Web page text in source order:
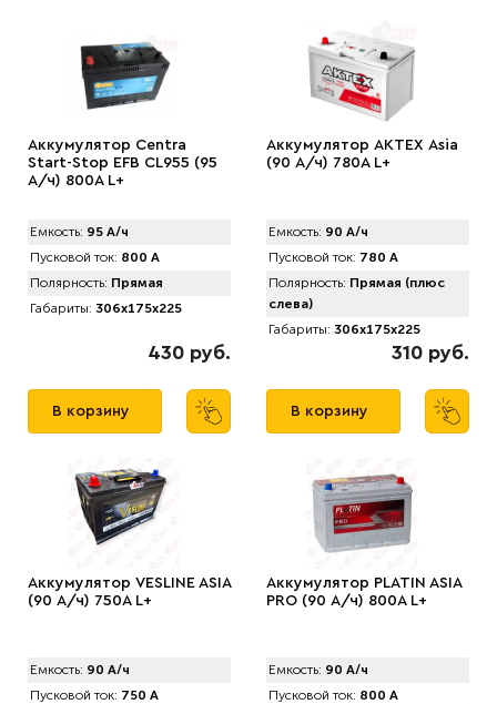
Аккумулятор Centra
Start-Stop EFB CL955 (95
А/ч) 800A L+
Емкость: 95 А/ч
Пусковой ток: 800 А
Полярность: Прямая
Габариты: 306x175x225
430 руб.
В корзину
Аккумулятор АКТЕХ Asia
(90 А/ч) 780A L+
Емкость: 90 А/ч
Пусковой ток: 780 А
Полярность: Прямая (плюс
слева)
Габариты: 306x175x225
310 руб.
В корзину
Аккумулятор VЕSLINE ASIA
(90 А/ч) 750A L+
Емкость: 90 А/ч
Пусковой ток: 750 А
Аккумулятор PLATIN ASIA
PRO (90 А/ч) 800A L+
Емкость: 90 А/ч
Пусковой ток: 800 А